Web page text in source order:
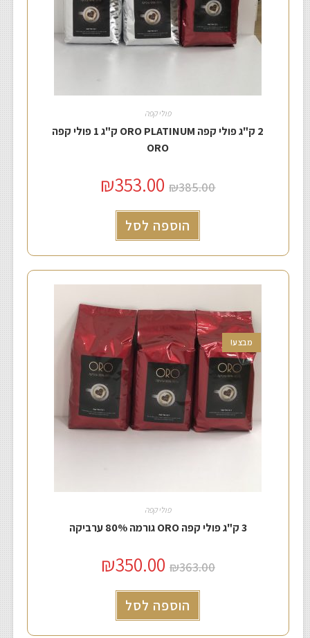
פולי קפה
2 ק"ג פולי קפה ORO PLATINUM ק"ג 1 פולי קפה
ORO
₪385.00
₪353.00
הוספה לסל
מבצע!
פולי קפה
3 ק"ג פולי קפה ORO גורמה 80% ערביקה
₪363.00
₪350.00
הוספה לסל